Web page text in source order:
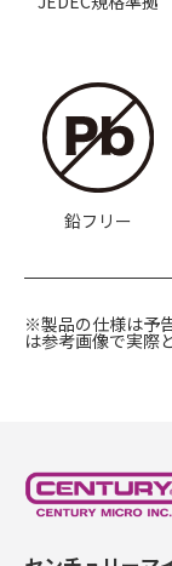
鉛フリー
※製品の仕様は予
は参考画像で実際